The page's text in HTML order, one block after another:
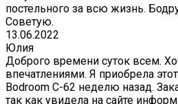
постельного за всю жизнь.
Советую.
13.06.2022
Юлия
Доброго времени суток всем.
впечатлениями. Я приобрела
Bodroom C-62 неделю назад.
так как увидела на сайте